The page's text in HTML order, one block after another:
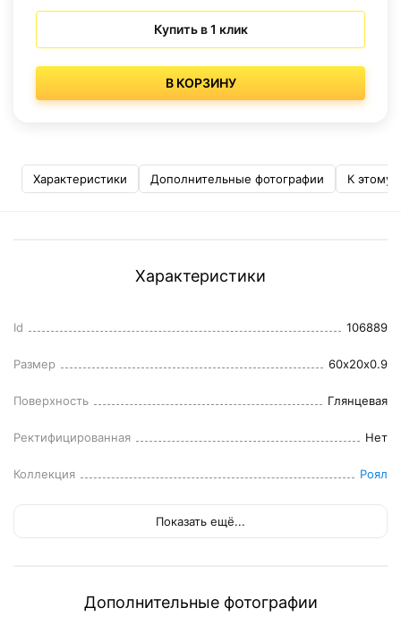
Купить в 1 клик
В КОРЗИНУ
Характеристики Дополнительные фотографии К этому
Характеристики
Id 106889
Размер 60x20x0.9
Поверхность Глянцевая
Ректифицированная Нет
Коллекция Роял
Показать ещё...
Дополнительные фотографии